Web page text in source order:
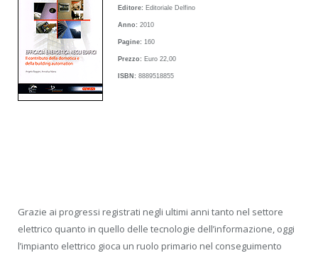
Editore: Editoriale Delfino
Anno: 2010
Pagine: 160
Prezzo: Euro 22,00
ISBN: 8889518855
Grazie ai progressi registrati negli ultimi anni tanto nel settore
elettrico quanto in quello delle tecnologie dell’informazione, oggi
l’impianto elettrico gioca un ruolo primario nel conseguimento